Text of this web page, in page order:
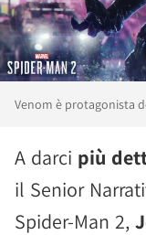
Venom è protagonista
A darci più
il Senior
Spider-Man 2,